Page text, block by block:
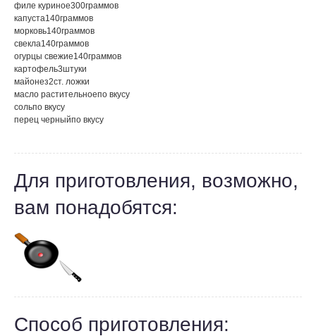
филе куриное300граммов
капуста140граммов
морковь140граммов
свекла140граммов
огурцы свежие140граммов
картофель3штуки
майонез2ст. ложки
масло растительноепо вкусу
сольпо вкусу
перец черныйпо вкусу
Для приготовления, возможно,
вам понадобятся:
Способ приготовления: